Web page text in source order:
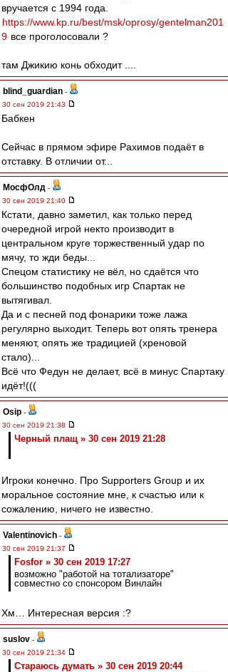
вручается с 1994 года.
https://www.kp.ru/best/msk/oprosy/gentelman201
9 все проголосовали ?
там Джикию конь обходит ....
blind_guardian -
30 сен 2019 21:43
Бабкен
Сейчас в прямом эфире Рахимов подаёт в
отставку. В отличии от...
МосфОлд -
30 сен 2019 21:40
Кстати, давно заметил, как только перед
очередной игрой некто производит в
центральном круге торжественный удар по
мячу, то жди беды...
Спецом статистику не вёл, но сдаётся что
большинство подобных игр Спартак не
вытягивал.
Да и с песней под фонарики тоже лажа
регулярно выходит. Теперь вот опять тренера
меняют, опять же традицией (хреновой
стало)...
Всё что Федун не делает, всё в минус Спартаку
идёт!(((
Osip -
30 сен 2019 21:38
Черный плащ » 30 сен 2019 21:28
Игроки конечно. Про Supporters Group и их
моральное состояние мне, к счастью или к
сожалению, ничего не известно.
Valentinovich -
30 сен 2019 21:37
Fosfor » 30 сен 2019 17:27
возможно "работой на тотализаторе"
совместно со спонсором Винлайн
Хм… Интересная версия :?
suslov -
30 сен 2019 21:34
Стараюсь думать » 30 сен 2019 20:44